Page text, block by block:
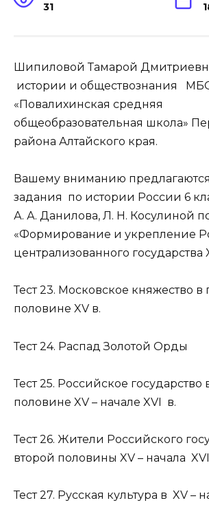
31
Шипиловой Тамарой
истории и обществознания
«Повалихинская средняя
общеобразовательная школа»
района Алтайского края.
Вашему вниманию предлагаются
задания по истории России 6
А. А. Данилова, Л. Н. Косулиной
«Формирование и укрепление
централизованного государства
Тест 23. Московское княжество в
половине XV в.
Тест 24. Распад Золотой Орды
Тест 25. Российское государство
половине XV – начале XVI в.
Тест 26. Жители Российского
второй половины XV – начала
Тест 27. Русская культура в XV –